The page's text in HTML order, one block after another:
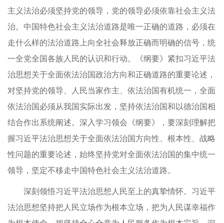
主义法治必须坚持党的领导，党的领导必须依靠社会主义法
治。中国特色社会主义法治道路是唯一正确的道路，必须在
走什么样的法治道路上向全社会释放正确而明确的信号，统
一全党全国各族人民的认识和行动。《纲要》紧扣习近平法
治思想关于全面依法治国政治方向和正确道路的重要论述，
对坚持党的领导、人民当家作主、依法治国有机统一，全面
依法治国必须从我国实际出发，坚持依法治国和以德治国相
结合作出系统阐述。深入学习领会《纲要》，要深刻理解把
握习近平法治思想关于全面依法治国方向性、根本性、战略
性问题的重要论述，始终坚持党对全面依法治国的集中统一
领导，坚定不移走中国特色社会主义法治道路。
深刻领悟习近平法治思想人民至上的真挚情怀。习近平
法治思想坚持把人民立场作为根本立场，把为人民谋幸福作